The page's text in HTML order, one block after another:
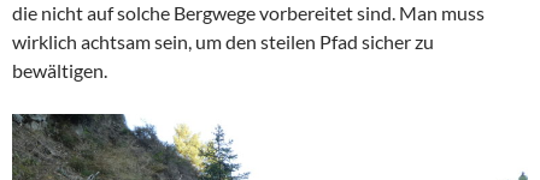
die nicht auf solche Bergwege vorbereitet sind. Man muss
wirklich achtsam sein, um den steilen Pfad sicher zu
bewältigen.